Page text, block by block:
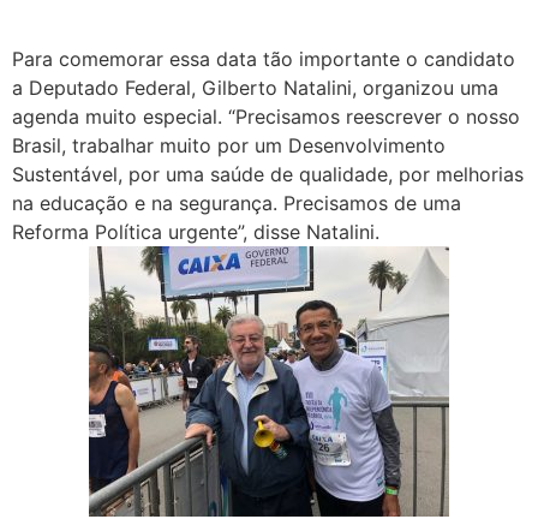
Para comemorar essa data tão importante o candidato
a Deputado Federal, Gilberto Natalini, organizou uma
agenda muito especial. “Precisamos reescrever o nosso
Brasil, trabalhar muito por um Desenvolvimento
Sustentável, por uma saúde de qualidade, por melhorias
na educação e na segurança. Precisamos de uma
Reforma Política urgente”, disse Natalini.